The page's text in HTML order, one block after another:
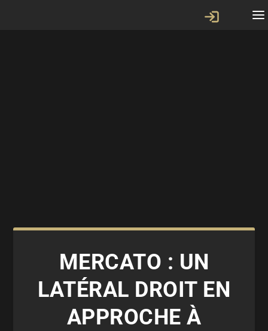
MERCATO : UN
LATÉRAL DROIT EN
APPROCHE À